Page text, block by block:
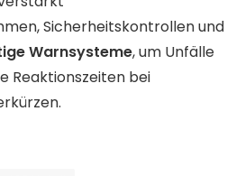
Sicherheitskontrollen und
Warnsysteme, um Unfälle
Reaktionszeiten bei